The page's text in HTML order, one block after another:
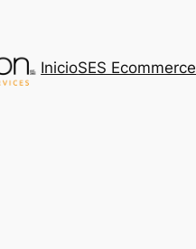
InicioSES Ecommerce